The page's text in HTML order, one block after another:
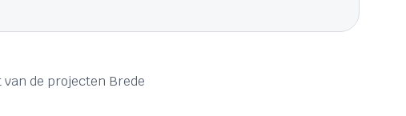
de projecten Brede